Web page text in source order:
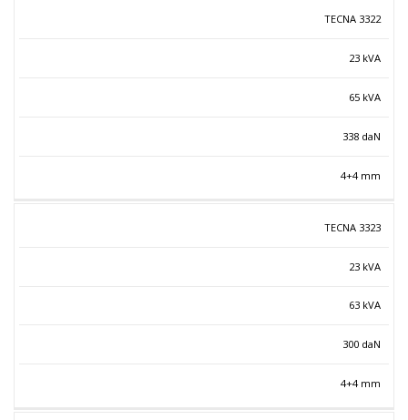
TECNA 3322
23 kVA
65 kVA
338 daN
4+4 mm
TECNA 3323
23 kVA
63 kVA
300 daN
4+4 mm